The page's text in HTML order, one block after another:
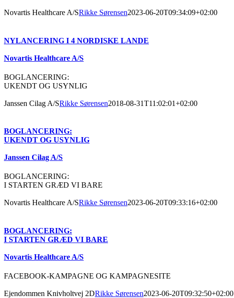
Novartis Healthcare A/SRikke Sørensen2023-06-20T09:34:09+02:00
NYLANCERING I 4 NORDISKE LANDE
Novartis Healthcare A/S
BOGLANCERING:
UKENDT OG USYNLIG
Janssen Cilag A/SRikke Sørensen2018-08-31T11:02:01+02:00
BOGLANCERING:
UKENDT OG USYNLIG
Janssen Cilag A/S
BOGLANCERING:
I STARTEN GRÆD VI BARE
Novartis Healthcare A/SRikke Sørensen2023-06-20T09:33:16+02:00
BOGLANCERING:
I STARTEN GRÆD VI BARE
Novartis Healthcare A/S
FACEBOOK-KAMPAGNE OG KAMPAGNESITE
Ejendommen Knivholtvej 2DRikke Sørensen2023-06-20T09:32:50+02:00